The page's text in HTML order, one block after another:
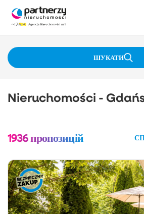
ШУКАТИ
Nieruchomości -
1936пропозицій